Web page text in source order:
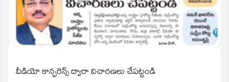
వీడియో కాన్ఫరెన్స్ ద్వారా విచారణలు చేపట్టండి